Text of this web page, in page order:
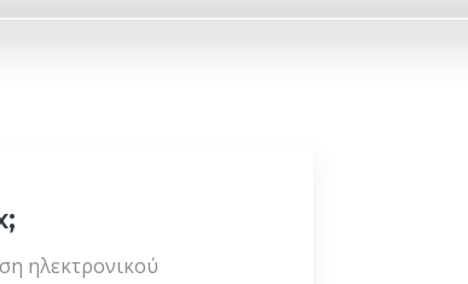
ηλεκτρονικού